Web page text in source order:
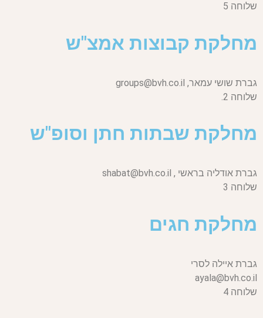
שלוחה 5
מחלקת קבוצות אמצ"ש
גברת שושי עמאר, groups@bvh.co.il
שלוחה 2.
מחלקת שבתות חתן וסופ"ש
גברת אודליה בראשי , shabat@bvh.co.il
שלוחה 3
מחלקת חגים
גברת איילה לסרי
ayala@bvh.co.il
שלוחה 4